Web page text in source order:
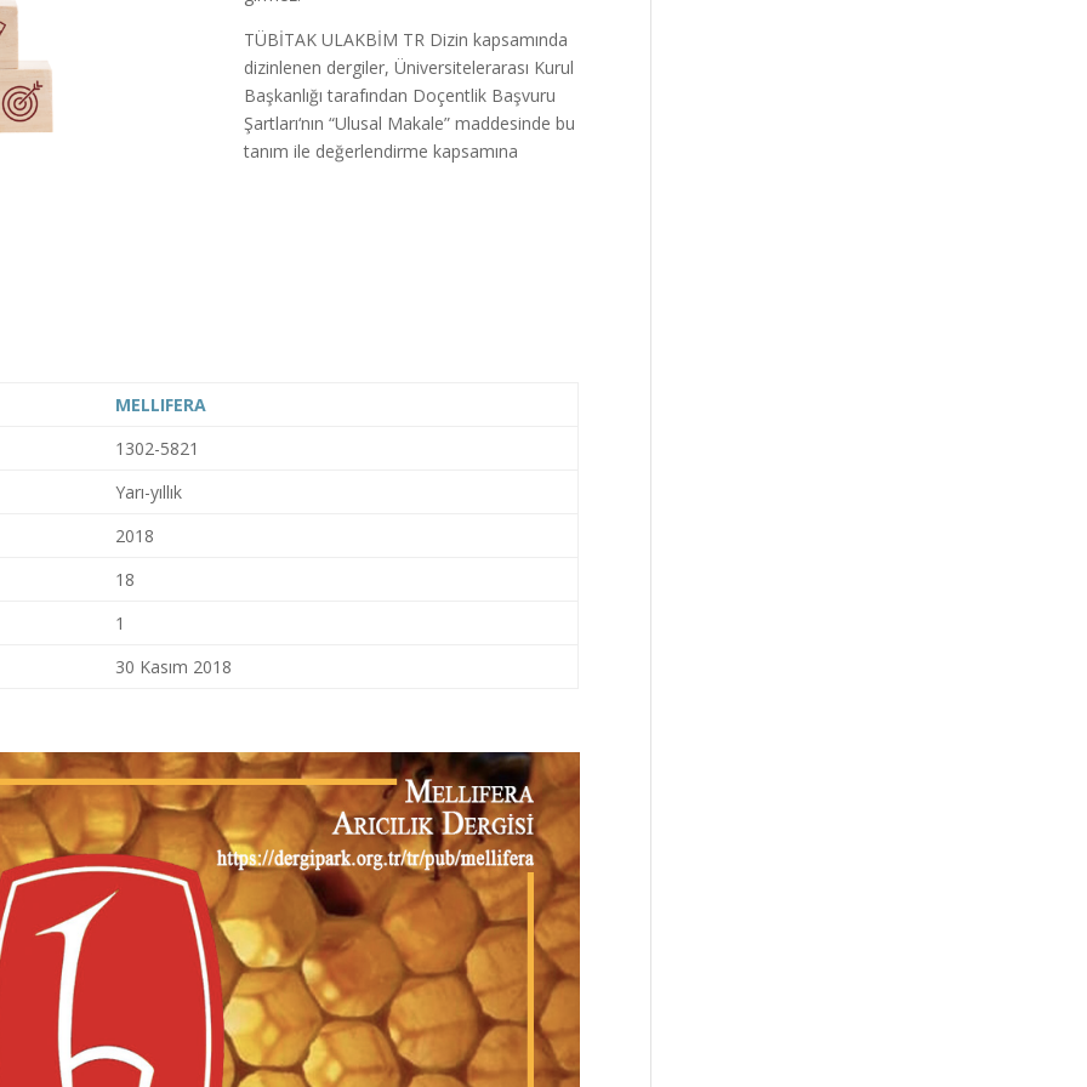
TÜBİTAK ULAKBİM TR Dizin kapsamında
dizinlenen dergiler, Üniversitelerarası Kurul
Başkanlığı tarafından Doçentlik Başvuru
Şartları‘nın “Ulusal Makale” maddesinde bu
tanım ile değerlendirme kapsamına
MELLIFERA
1302-5821
Yarı-yıllık
2018
18
1
30 Kasım 2018